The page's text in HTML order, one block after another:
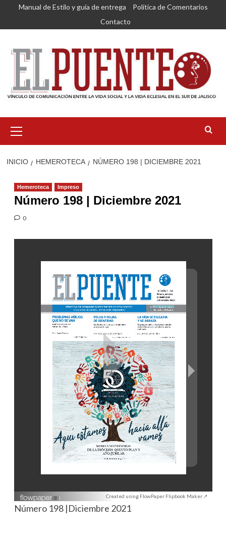
Saltar
contenido
Manual de Estilo y guía de entrega
Política de Comentarios
Contacto
primario
INICIO HEMEROTECA NÚMERO 198 | DICIEMBRE 2021
Hemeroteca Impreso
Número 198 | Diciembre 2021
0
Created using FlowPaper Flipbook Maker ↗
Número 198 |Diciembre 2021